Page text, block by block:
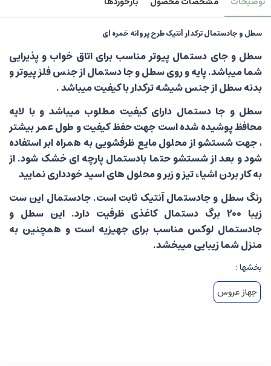
سطل و جادستمال ترکدار آنتیک طرح پروانه خمره ای
سطل و جای دستمال پیوتر مناسب برای اتاق خواب و پذیرایی
شما میباشد. پایه و روی سطل و جا دستمال از جنس فلز پیوتر و
بدنه سطل از جنس شیشه ترکدار با کیفیت میباشد .
سطل و جا دستمال دارای کیفیت مطلوب میباشد و با لایه
محافظ پوشیده شده است جهت حفظ کیفیت و طول عمر بیشتر
، جهت شستشو از محلول مایع ظرفشویی به همراه ابر استفاده
شود و بعد از شستشو حتما بادستمال پارچه ای خشک شود. از
به کار بردن اشیاء تیز و زبر و محلول های اسید خودداری نمایید
رنگ سطل و جادستمال آنتیک ثابت است. جادستمال این ست
زیبا 200 برگ دستمال کاغذی ظرفیت دارد. این سطل و
جادستمال لوکس مناسب برای جهیزیه است و همچنین به
منزل شما زیبایی میبخشد.
بخشها :
جهاز عروس